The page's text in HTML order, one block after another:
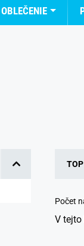
TOP
Počet
V